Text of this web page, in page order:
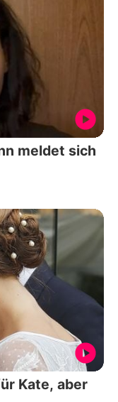
meldet sich
Kate, aber